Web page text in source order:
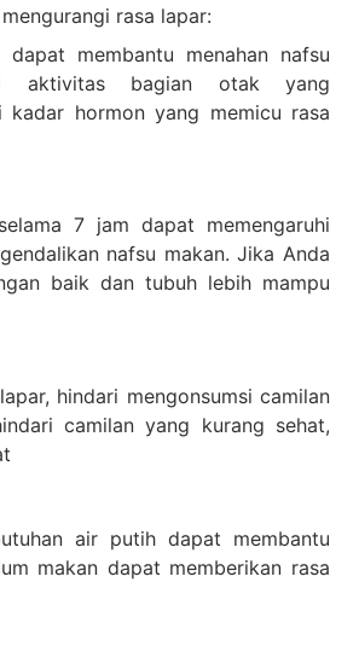
rasa lapar:
membantu menahan nafsu
aktivitas bagian otak yang
kadar hormon yang memicu rasa
7 jam dapat memengaruhi
nafsu makan. Jika Anda
baik dan tubuh lebih mampu
hindari mengonsumsi camilan
camilan yang kurang sehat,
air putih dapat membantu
makan dapat memberikan rasa